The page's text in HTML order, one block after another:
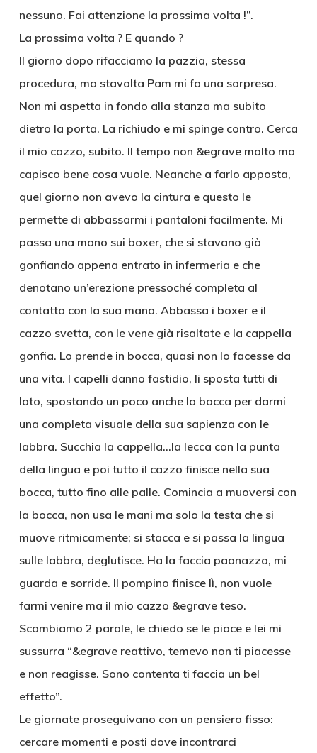
nessuno. Fai attenzione la prossima volta !”.
La prossima volta ? E quando ?
Il giorno dopo rifacciamo la pazzia, stessa
procedura, ma stavolta Pam mi fa una sorpresa.
Non mi aspetta in fondo alla stanza ma subito
dietro la porta. La richiudo e mi spinge contro. Cerca
il mio cazzo, subito. Il tempo non &egrave molto ma
capisco bene cosa vuole. Neanche a farlo apposta,
quel giorno non avevo la cintura e questo le
permette di abbassarmi i pantaloni facilmente. Mi
passa una mano sui boxer, che si stavano già
gonfiando appena entrato in infermeria e che
denotano un’erezione pressoché completa al
contatto con la sua mano. Abbassa i boxer e il
cazzo svetta, con le vene già risaltate e la cappella
gonfia. Lo prende in bocca, quasi non lo facesse da
una vita. I capelli danno fastidio, li sposta tutti di
lato, spostando un poco anche la bocca per darmi
una completa visuale della sua sapienza con le
labbra. Succhia la cappella…la lecca con la punta
della lingua e poi tutto il cazzo finisce nella sua
bocca, tutto fino alle palle. Comincia a muoversi con
la bocca, non usa le mani ma solo la testa che si
muove ritmicamente; si stacca e si passa la lingua
sulle labbra, deglutisce. Ha la faccia paonazza, mi
guarda e sorride. Il pompino finisce lì, non vuole
farmi venire ma il mio cazzo &egrave teso.
Scambiamo 2 parole, le chiedo se le piace e lei mi
sussurra “&egrave reattivo, temevo non ti piacesse
e non reagisse. Sono contenta ti faccia un bel
effetto”.
Le giornate proseguivano con un pensiero fisso:
cercare momenti e posti dove incontrarci